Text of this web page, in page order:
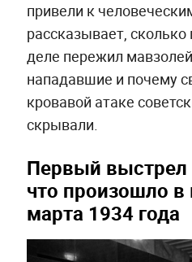
привели к
рассказывает,
деле пережил
нападавшие и почему
кровавой атаке
скрывали.
Первый выстрел
что произошло в
марта 1934 года